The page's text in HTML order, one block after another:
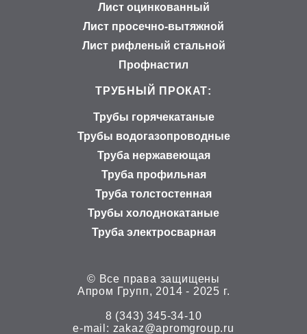
Лист оцинкованный
Лист просечно-вытяжной
Лист рифленый стальной
Профнастил
ТРУБНЫЙ ПРОКАТ:
Трубы горячекатаные
Трубы водогазопроводные
Труба нержавеющая
Труба профильная
Труба толстостенная
Трубы холоднокатаные
Труба электросварная
© Все права защищены
Апром Групп, 2014 - 2025 г.
8 (343) 345-34-10
е-mail: zakaz@apromgroup.ru